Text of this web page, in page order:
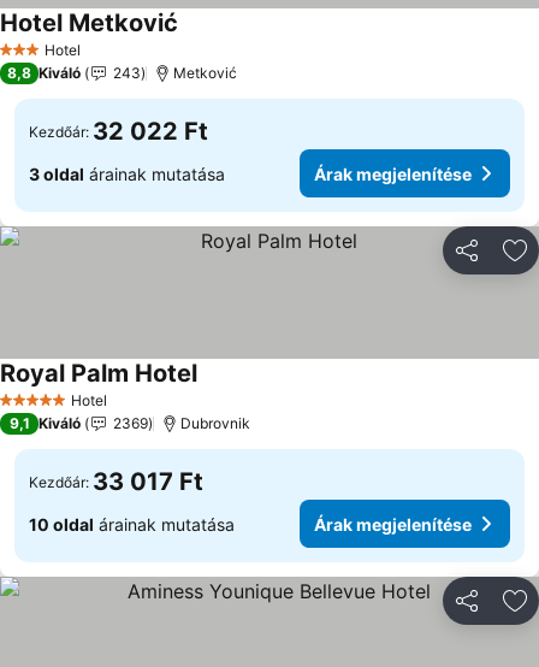
3 Kategória
Hotel
Hotel Metković
8,8 Kiváló 243 Metković
Kezdőár: 32 022 Ft
3 oldal árainak mutatása Árak megjelenítése
5 KategóriaHotel
Royal Palm HotelÁrak megjelenítése
9,1 Kiváló 2369 Dubrovnik
Kezdőár: 33 017 Ft
10 oldal árainak mutatása Árak megjelenítése